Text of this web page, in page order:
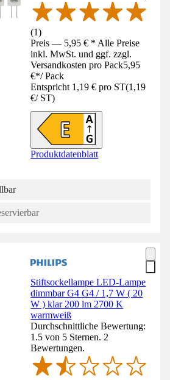
(1)
Preis — 5,95 € * Alle Preise
inkl. MwSt. und ggf. zzgl.
Versandkosten pro Pack5,95
€*/ Pack
Entspricht 1,19 € pro ST(1,19
€/ ST)
Produktdatenblatt
Stiftsockellampe LED-Lampe
dimmbar G4 G4 / 1,7 W ( 20
W ) klar 200 lm 2700 K
warmweiß
Durchschnittliche Bewertung:
1.5 von 5 Sternen. 2
Bewertungen.